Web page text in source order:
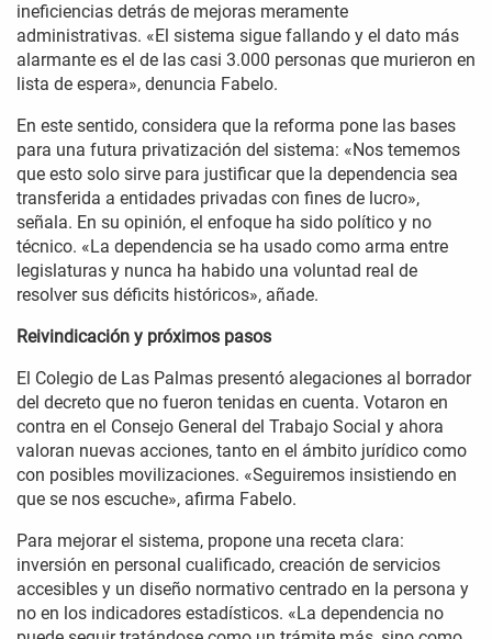
ineficiencias detrás de mejoras meramente
administrativas. «El sistema sigue fallando y el dato más
alarmante es el de las casi 3.000 personas que murieron en
lista de espera», denuncia Fabelo.
En este sentido, considera que la reforma pone las bases
para una futura privatización del sistema: «Nos tememos
que esto solo sirve para justificar que la dependencia sea
transferida a entidades privadas con fines de lucro»,
señala. En su opinión, el enfoque ha sido político y no
técnico. «La dependencia se ha usado como arma entre
legislaturas y nunca ha habido una voluntad real de
resolver sus déficits históricos», añade.
Reivindicación y próximos pasos
El Colegio de Las Palmas presentó alegaciones al borrador
del decreto que no fueron tenidas en cuenta. Votaron en
contra en el Consejo General del Trabajo Social y ahora
valoran nuevas acciones, tanto en el ámbito jurídico como
con posibles movilizaciones. «Seguiremos insistiendo en
que se nos escuche», afirma Fabelo.
Para mejorar el sistema, propone una receta clara:
inversión en personal cualificado, creación de servicios
accesibles y un diseño normativo centrado en la persona y
no en los indicadores estadísticos. «La dependencia no